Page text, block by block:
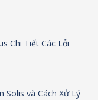
Chi Tiết Các Lỗi
Solis và Cách Xử Lý